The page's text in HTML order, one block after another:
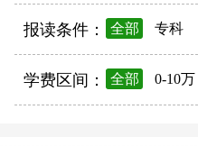
报读条件： 全部 专科
学费区间： 全部 0-10万